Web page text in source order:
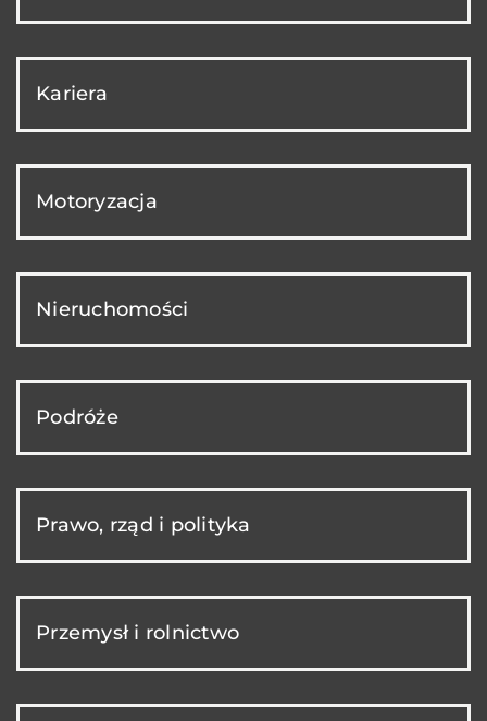
Kariera
Motoryzacja
Nieruchomości
Podróże
Prawo, rząd i polityka
Przemysł i rolnictwo